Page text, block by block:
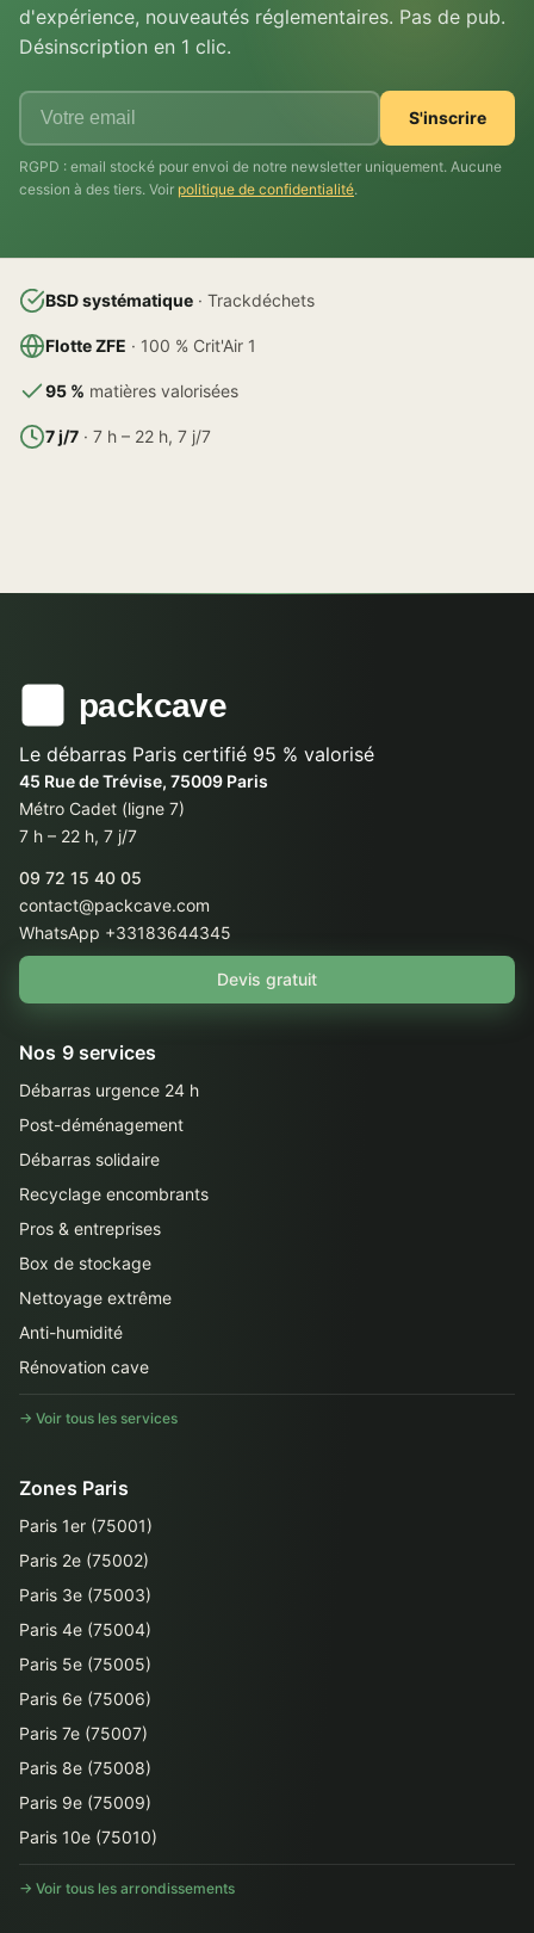
d'expérience, nouveautés réglementaires. Pas de pub.
Désinscription en 1 clic.
S'inscrire
RGPD : email stocké pour envoi de notre newsletter uniquement. Aucune
cession à des tiers. Voir politique de confidentialité.
BSD systématique · Trackdéchets
Flotte ZFE · 100 % Crit'Air 1
95 % matières valorisées
7 j/7 · 7 h – 22 h, 7 j/7
Le débarras Paris certifié 95 % valorisé
45 Rue de Trévise, 75009 Paris
Métro Cadet (ligne 7)
7 h – 22 h, 7 j/7
09 72 15 40 05
contact@packcave.com
WhatsApp +33183644345
Devis gratuit
Nos 9 services
Débarras urgence 24 h
Post-déménagement
Débarras solidaire
Recyclage encombrants
Pros & entreprises
Box de stockage
Nettoyage extrême
Anti-humidité
Rénovation cave
→ Voir tous les services
Zones Paris
Paris 1er (75001)
Paris 2e (75002)
Paris 3e (75003)
Paris 4e (75004)
Paris 5e (75005)
Paris 6e (75006)
Paris 7e (75007)
Paris 8e (75008)
Paris 9e (75009)
Paris 10e (75010)
→ Voir tous les arrondissements